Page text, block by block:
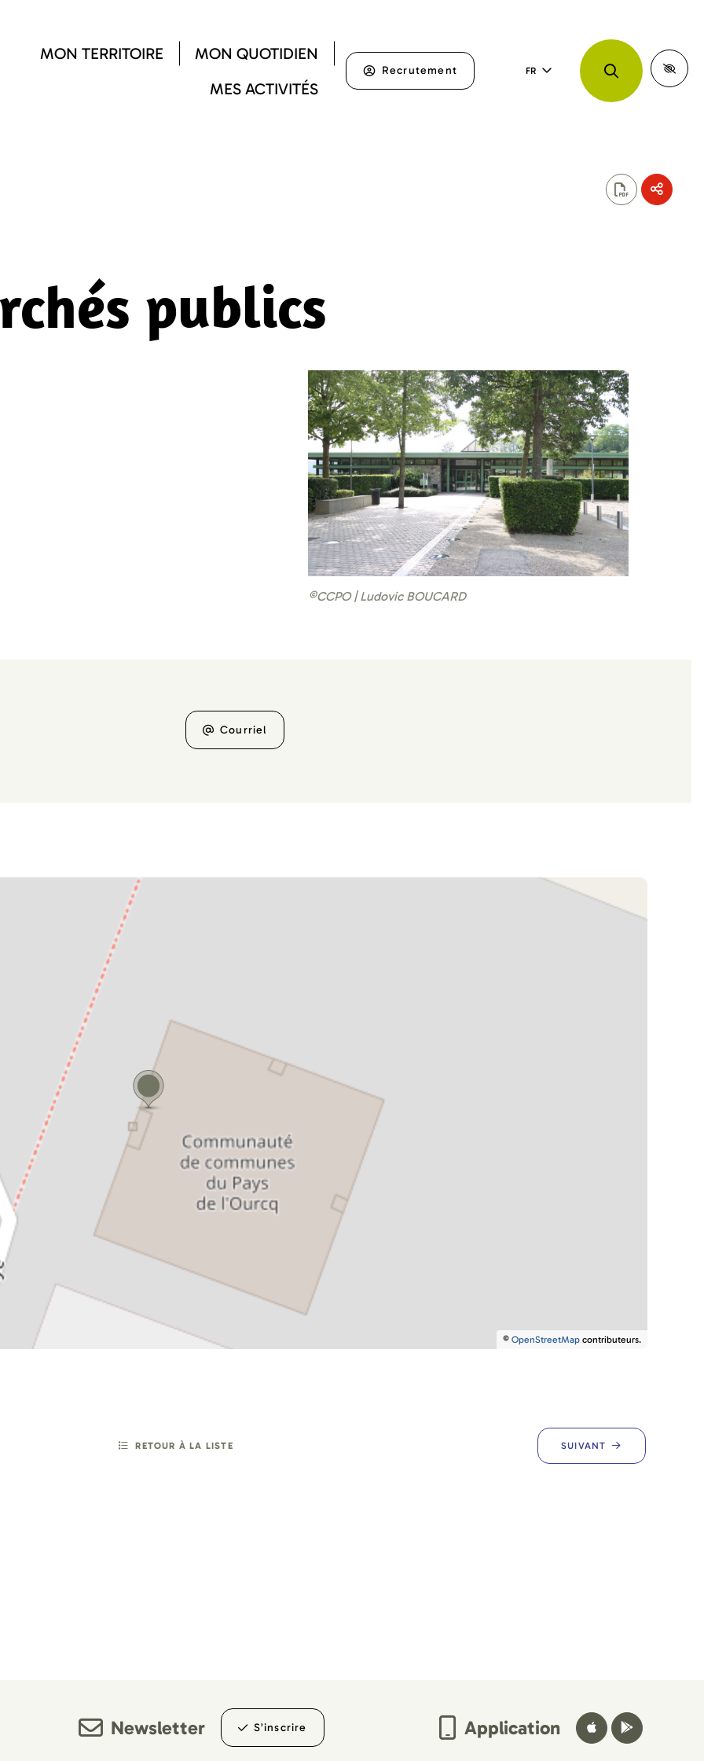
MON TERRITOIRE
MON QUOTIDIEN
MES ACTIVITÉS
Recrutement FR
publics
©CCPO | Ludovic BOUCARD
Courriel
© OpenStreetMap contributeurs.
RETOUR À LA LISTE SUIVANT
Newsletter S’inscrire Application